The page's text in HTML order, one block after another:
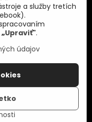
osobných údajov
a služby tretích
„Upraviť".
údajov